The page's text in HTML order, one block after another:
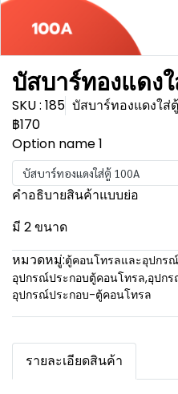
บัสบาร์ทองแดง
SKU : 185 บัสบาร์ทองแดงใส่
฿170
Option name 1
บัสบาร์ทองแดงใส่ตู้ 100A
คำอธิบายสินค้าแบบย่อ
มี 2 ขนาด
หมวดหมู่:ตู้คอนโทรลและอุปกร
อุปกรณ์ประกอบตู้คอนโทรล,อุปก
อุปกรณ์ประกอบ-ตู้คอนโทรล
รายละเอียดสินค้า